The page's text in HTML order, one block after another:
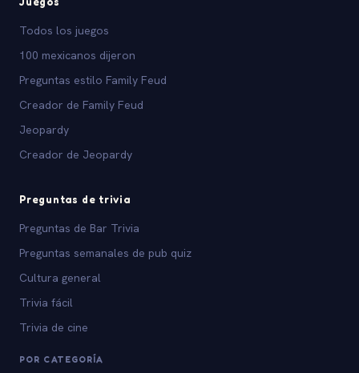
Todos los juegos
100 mexicanos dijeron
Preguntas estilo Family Feud
Creador de Family Feud
Jeopardy
Creador de Jeopardy
Preguntas de trivia
Preguntas de Bar Trivia
Preguntas semanales de pub quiz
Cultura general
Trivia fácil
Trivia de cine
POR CATEGORÍA